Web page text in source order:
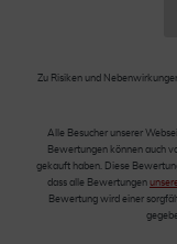
Zu Risiken und
Alle Besucher unserer
Bewertungen können auch
gekauft haben. Diese
dass alle Bewertungen
Bewertung wird einer